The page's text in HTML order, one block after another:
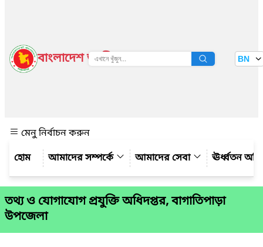
বাংলাদেশ জাতীয় তথ্য বাতায়ন BN
মেনু নির্বাচন করুন
আমাদের সম্পর্কে
আমাদের সেবা ঊর্ধ্বতন
তথ্য ও যোগাযোগ প্রযুক্তি অধিদপ্তর, বাগাতিপাড়া
উপজেলা